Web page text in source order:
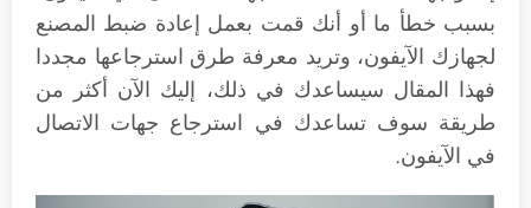
بسبب خطأ ما أو أنك قمت بعمل إعادة ضبط المصنع
لجهازك الآيفون، وتريد معرفة طرق استرجاعها مجددا
فهذا المقال سيساعدك في ذلك، إليك الآن أكثر من
طريقة سوف تساعدك في استرجاع جهات الاتصال
في الآيفون.